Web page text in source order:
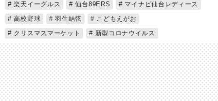
楽天イーグルス
仙台89ERS
マイナビ仙台レディース
高校野球
羽生結弦
こどもえがお
クリスマスマーケット
新型コロナウイルス